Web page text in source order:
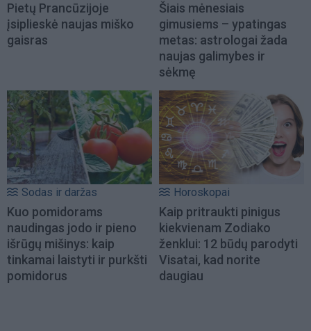
Pietų Prancūzijoje
įsiplieskė naujas miško
gaisras
Šiais mėnesiais
gimusiems – ypatingas
metas: astrologai žada
naujas galimybes ir
sėkmę
Sodas ir daržas
Kuo pomidorams
naudingas jodo ir pieno
išrūgų mišinys: kaip
tinkamai laistyti ir purkšti
pomidorus
Horoskopai
Kaip pritraukti pinigus
kiekvienam Zodiako
ženklui: 12 būdų parodyti
Visatai, kad norite
daugiau